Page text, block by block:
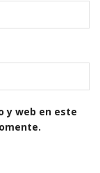
y web en este